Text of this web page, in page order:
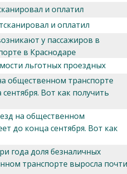
и оплатил
и оплатил
у пассажиров в
в Краснодаре
льготных проездных
общественном транспорте
Вот как получить
на общественном
до конца сентября. Вот как
года доля безналичных
транспорте выросла почти